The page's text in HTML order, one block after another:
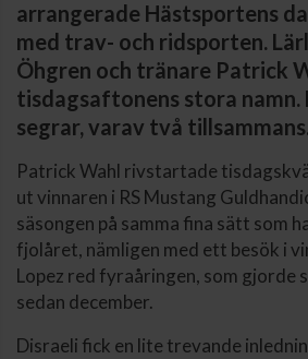
arrangerade Hästsportens
med trav- och ridsporten.
Öhgren och tränare Patrick
tisdagsaftonens stora namn.
segrar, varav två
Patrick Wahl rivstartade
ut vinnaren i RS Mustang
säsongen på samma fina sätt som
fjolåret, nämligen med ett besök i
Lopez red fyraåringen, som gjorde
sedan december.
Disraeli fick en lite trevande